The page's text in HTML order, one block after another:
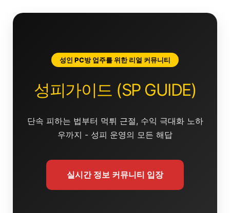
성인 PC방 업주를 위한 리얼 커뮤니티
성피가이드 (SP GUIDE)
단속 피하는 법부터 먹튀 근절, 수익 극대화 노하
우까지 - 성피 운영의 모든 해답
실시간 정보 커뮤니티 입장